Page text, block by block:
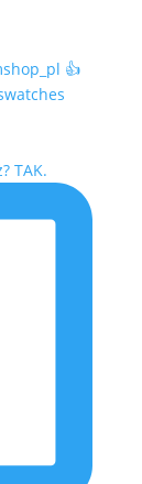
TAK.